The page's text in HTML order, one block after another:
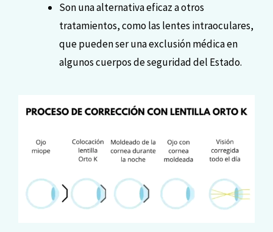
Son una alternativa eficaz a otros
tratamientos, como las lentes intraoculares,
que pueden ser una exclusión médica en
algunos cuerpos de seguridad del Estado.